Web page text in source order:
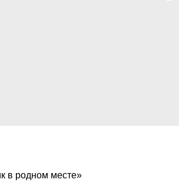
в родном месте»